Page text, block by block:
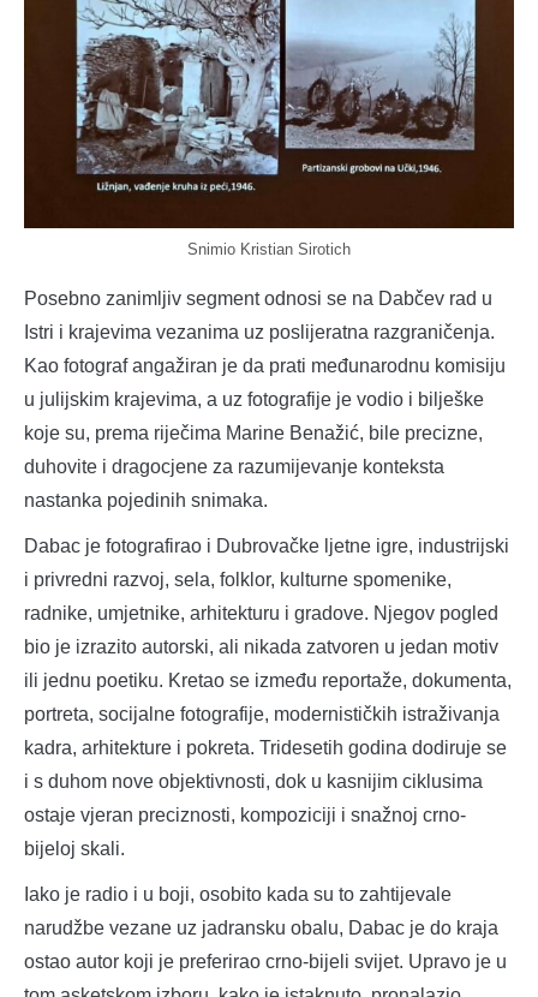
Snimio Kristian Sirotich
Posebno zanimljiv segment odnosi se na Dabčev rad u
Istri i krajevima vezanima uz poslijeratna razgraničenja.
Kao fotograf angažiran je da prati međunarodnu komisiju
u julijskim krajevima, a uz fotografije je vodio i bilješke
koje su, prema riječima Marine Benažić, bile precizne,
duhovite i dragocjene za razumijevanje konteksta
nastanka pojedinih snimaka.
Dabac je fotografirao i Dubrovačke ljetne igre, industrijski
i privredni razvoj, sela, folklor, kulturne spomenike,
radnike, umjetnike, arhitekturu i gradove. Njegov pogled
bio je izrazito autorski, ali nikada zatvoren u jedan motiv
ili jednu poetiku. Kretao se između reportaže, dokumenta,
portreta, socijalne fotografije, modernističkih istraživanja
kadra, arhitekture i pokreta. Tridesetih godina dodiruje se
i s duhom nove objektivnosti, dok u kasnijim ciklusima
ostaje vjeran preciznosti, kompoziciji i snažnoj crno-
bijeloj skali.
Iako je radio i u boji, osobito kada su to zahtijevale
narudžbe vezane uz jadransku obalu, Dabac je do kraja
ostao autor koji je preferirao crno-bijeli svijet. Upravo je u